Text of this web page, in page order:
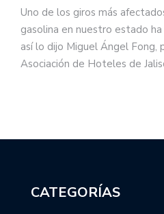
Uno de los giros más
gasolina en nuestro estado
así lo dijo Miguel Ángel Fong,
Asociación de Hoteles de
CATEGORÍAS